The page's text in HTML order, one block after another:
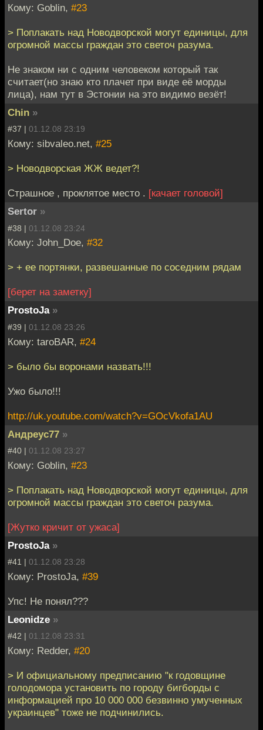
Кому: Goblin, #23
> Поплакать над Новодворской могут единицы, для
огромной массы граждан это светоч разума.
Не знаком ни с одним человеком который так
считает(но знаю кто плачет при виде её морды
лица), нам тут в Эстонии на это видимо везёт!
Chin »
#37 | 01.12.08 23:19
Кому: sibvaleo.net, #25
> Новодворская ЖЖ ведет?!
Страшное , проклятое место . [качает головой]
Sertor »
#38 | 01.12.08 23:24
Кому: John_Doe, #32
> + ее портянки, развешанные по соседним рядам
[берет на заметку]
ProstoJa »
#39 | 01.12.08 23:26
Кому: taroBAR, #24
> было бы воронами назвать!!!
Ужо было!!!
http://uk.youtube.com/watch?v=GOcVkofa1AU
Андреус77 »
#40 | 01.12.08 23:27
Кому: Goblin, #23
> Поплакать над Новодворской могут единицы, для
огромной массы граждан это светоч разума.
[Жутко кричит от ужаса]
ProstoJa »
#41 | 01.12.08 23:28
Кому: ProstoJa, #39
Упс! Не понял???
Leonidze »
#42 | 01.12.08 23:31
Кому: Redder, #20
> И официальному предписанию "к годовщине
голодомора установить по городу бигборды с
информацией про 10 000 000 безвинно умученных
украинцев" тоже не подчинились.